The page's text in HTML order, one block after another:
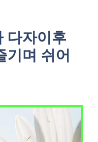
다자이후
기며 쉬어